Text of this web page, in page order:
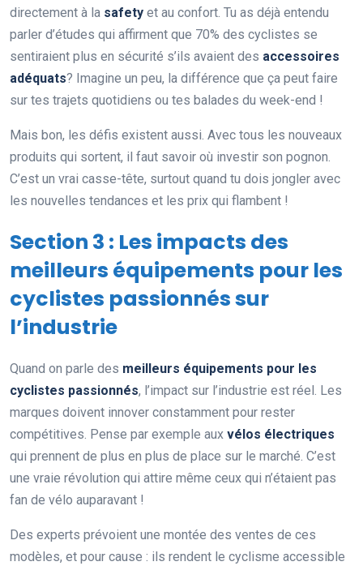
directement à la safety et au confort. Tu as déjà entendu
parler d’études qui affirment que 70% des cyclistes se
sentiraient plus en sécurité s’ils avaient des accessoires
adéquats? Imagine un peu, la différence que ça peut faire
sur tes trajets quotidiens ou tes balades du week-end !
Mais bon, les défis existent aussi. Avec tous les nouveaux
produits qui sortent, il faut savoir où investir son pognon.
C’est un vrai casse-tête, surtout quand tu dois jongler avec
les nouvelles tendances et les prix qui flambent !
Section 3 : Les impacts des
meilleurs équipements pour les
cyclistes passionnés sur
l’industrie
Quand on parle des meilleurs équipements pour les
cyclistes passionnés, l’impact sur l’industrie est réel. Les
marques doivent innover constamment pour rester
compétitives. Pense par exemple aux vélos électriques
qui prennent de plus en plus de place sur le marché. C’est
une vraie révolution qui attire même ceux qui n’étaient pas
fan de vélo auparavant !
Des experts prévoient une montée des ventes de ces
modèles, et pour cause : ils rendent le cyclisme accessible